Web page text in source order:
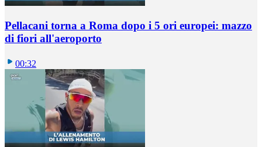
Pellacani torna a Roma dopo i 5 ori europei: mazzo
di fiori all'aeroporto
00:32